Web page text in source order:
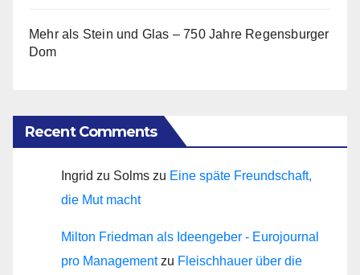
Mehr als Stein und Glas – 750 Jahre Regensburger
Dom
Recent Comments
Ingrid zu Solms zu Eine späte Freundschaft,
die Mut macht
Milton Friedman als Ideengeber - Eurojournal
pro Managementzu Fleischhauer über die